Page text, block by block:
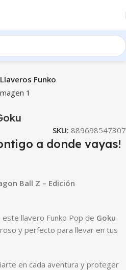
Llaveros Funko
SKU: 889698547307
a donde vayas!
Ball Z – Edición
este llavero Funko Pop de Goku
y perfecto para llevar en tus
en cada aventura y proteger